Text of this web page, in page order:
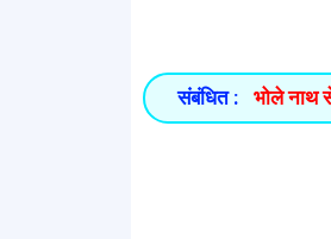
संबंधित : भोले नाथ